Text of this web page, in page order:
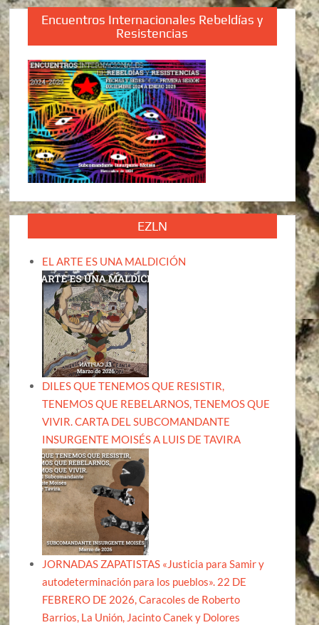
Encuentros Internacionales Rebeldías y
Resistencias
EZLN
EL ARTE ES UNA MALDICIÓN
DILES QUE TENEMOS QUE RESISTIR,
TENEMOS QUE REBELARNOS, TENEMOS QUE
VIVIR. CARTA DEL SUBCOMANDANTE
INSURGENTE MOISÉS A LUIS DE TAVIRA
JORNADAS ZAPATISTAS «Justicia para Samir y
autodeterminación para los pueblos». 22 DE
FEBRERO DE 2026, Caracoles de Roberto
Barrios, La Unión, Jacinto Canek y Dolores